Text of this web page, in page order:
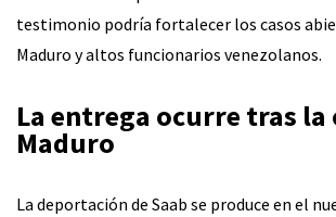
testimonio podría fortalecer los casos
Maduro y altos funcionarios venezolanos.
La entrega ocurre tras la
Maduro
La deportación de Saab se produce en el